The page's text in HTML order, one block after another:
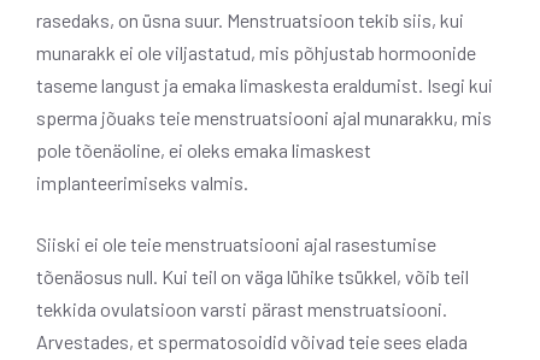
rasedaks, on üsna suur. Menstruatsioon tekib siis, kui
munarakk ei ole viljastatud, mis põhjustab hormoonide
taseme langust ja emaka limaskesta eraldumist. Isegi kui
sperma jõuaks teie menstruatsiooni ajal munarakku, mis
pole tõenäoline, ei oleks emaka limaskest
implanteerimiseks valmis.
Siiski ei ole teie menstruatsiooni ajal rasestumise
tõenäosus null. Kui teil on väga lühike tsükkel, võib teil
tekkida ovulatsioon varsti pärast menstruatsiooni.
Arvestades, et spermatosoidid võivad teie sees elada